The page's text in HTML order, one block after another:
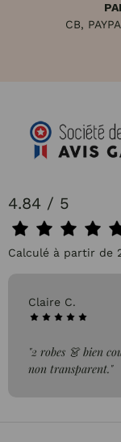
CB,
4.84 / 5
Calculé à partir de
Claire C.
"2 robes 👗 bien
non transparent."